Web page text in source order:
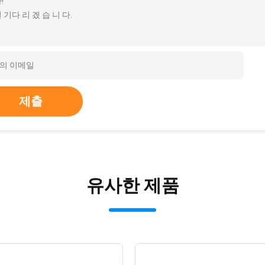
부 정보
철강 슬라이드 레일
하게 버려지는 것을 방지합니다.
기다 리 겠 습 니 다.
제출
유사한 제품